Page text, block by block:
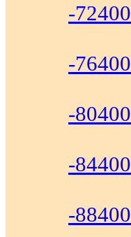
-72400
-76400
-80400
-84400
-88400